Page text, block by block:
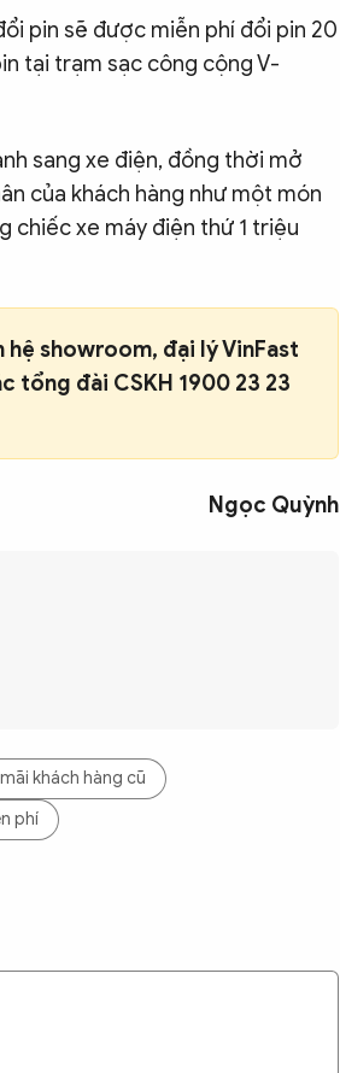
pin sẽ được miễn phí đổi pin 20
tại trạm sạc công cộng V-
sang xe điện, đồng thời mở
của khách hàng như một món
chiếc xe máy điện thứ 1 triệu
showroom, đại lý VinFast
tổng đài CSKH 1900 23 23
Ngọc Quỳnh
khách hàng cũ
phí